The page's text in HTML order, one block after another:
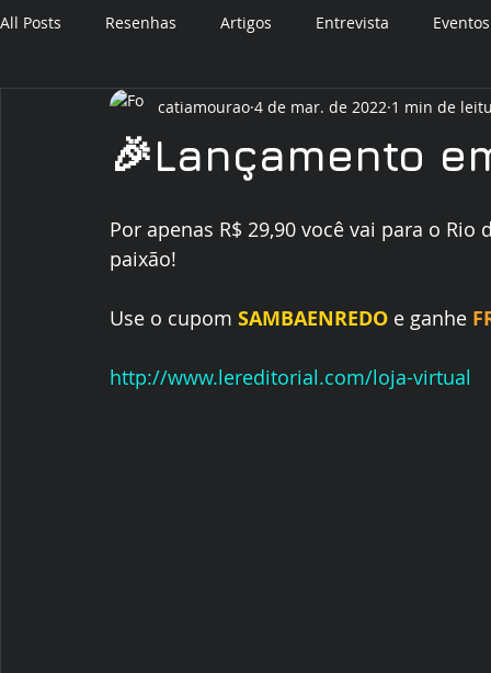
All Posts Resenhas Artigos Entrevista Eventos
audiobook
🎉Lançamento
catiamourao 4 de mar. de 2022 1 min de
Por apenas R$ 29,90 você vai para o
paixão!
Use o cupom SAMBAENREDO e ganhe
http://www.lereditorial.com/loja-virtual